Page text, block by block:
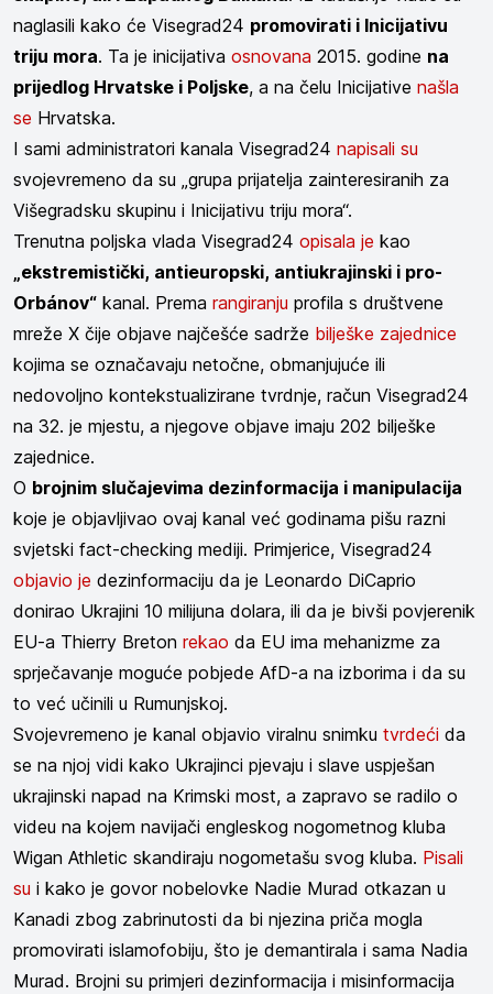
naglasili kako će Visegrad24 promovirati i Inicijativu
triju mora. Ta je inicijativa osnovana 2015. godine na
prijedlog Hrvatske i Poljske, a na čelu Inicijative našla
se Hrvatska.
I sami administratori kanala Visegrad24 napisali su
svojevremeno da su „grupa prijatelja zainteresiranih za
Višegradsku skupinu i Inicijativu triju mora“.
Trenutna poljska vlada Visegrad24 opisala je kao
„ekstremistički, antieuropski, antiukrajinski i pro-
Orbánov“ kanal. Prema rangiranju profila s društvene
mreže X čije objave najčešće sadrže bilješke zajednice
kojima se označavaju netočne, obmanjujuće ili
nedovoljno kontekstualizirane tvrdnje, račun Visegrad24
na 32. je mjestu, a njegove objave imaju 202 bilješke
zajednice.
O brojnim slučajevima dezinformacija i manipulacija
koje je objavljivao ovaj kanal već godinama pišu razni
svjetski fact-checking mediji. Primjerice, Visegrad24
objavio je dezinformaciju da je Leonardo DiCaprio
donirao Ukrajini 10 milijuna dolara, ili da je bivši povjerenik
EU-a Thierry Breton rekao da EU ima mehanizme za
sprječavanje moguće pobjede AfD-a na izborima i da su
to već učinili u Rumunjskoj.
Svojevremeno je kanal objavio viralnu snimku tvrdeći da
se na njoj vidi kako Ukrajinci pjevaju i slave uspješan
ukrajinski napad na Krimski most, a zapravo se radilo o
videu na kojem navijači engleskog nogometnog kluba
Wigan Athletic skandiraju nogometašu svog kluba. Pisali
su i kako je govor nobelovke Nadie Murad otkazan u
Kanadi zbog zabrinutosti da bi njezina priča mogla
promovirati islamofobiju, što je demantirala i sama Nadia
Murad. Brojni su primjeri dezinformacija i misinformacija